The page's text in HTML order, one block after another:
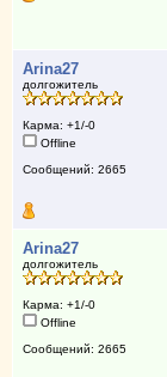
Arina27
долгожитель
Карма: +1/-0
Offline
Сообщений: 2665
Arina27
долгожитель
Карма: +1/-0
Offline
Сообщений: 2665